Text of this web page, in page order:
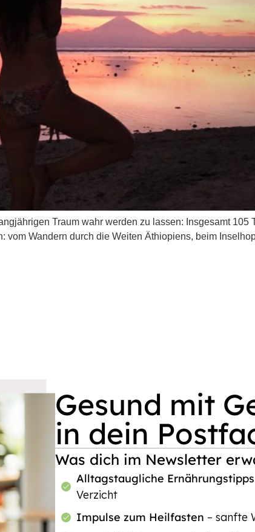
Traum wahr werden zu lassen: Insgesamt 105
vom Wandern durch die Weiten Äthiopiens, beim
Gesund mit
in dein
Was dich im Newsletter
Alltagstaugliche Ernährungstipps
Verzicht
Impulse zum Heilfasten – sanfte